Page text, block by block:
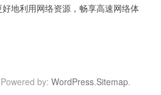
地利用网络资源，畅享高速网络体
by: WordPress.Sitemap.